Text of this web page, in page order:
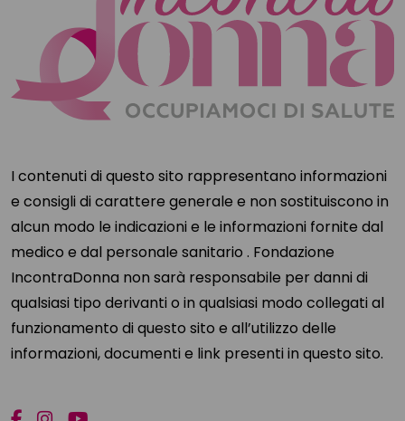
I contenuti di questo sito rappresentano informazioni
e consigli di carattere generale e non sostituiscono in
alcun modo le indicazioni e le informazioni fornite dal
medico e dal personale sanitario . Fondazione
IncontraDonna non sarà responsabile per danni di
qualsiasi tipo derivanti o in qualsiasi modo collegati al
funzionamento di questo sito e all’utilizzo delle
informazioni, documenti e link presenti in questo sito.